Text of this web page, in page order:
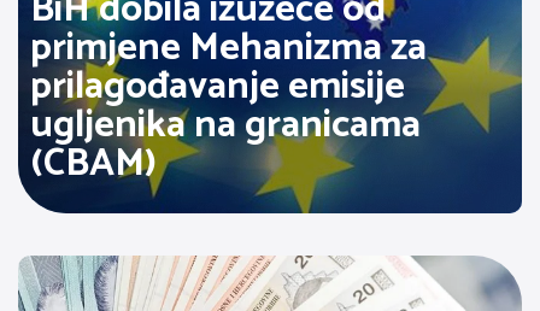
primjene Mehanizma za
prilagođavanje emisije
ugljenika na granicama
(CBAM)